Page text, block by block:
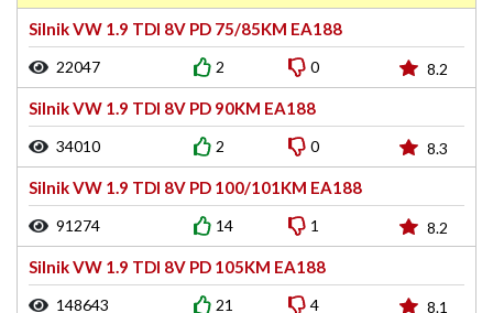
Silnik VW 1.9 TDI 8V PD 75/85KM EA188
22047 2 0 8.2
Silnik VW 1.9 TDI 8V PD 90KM EA188
34010 2 0 8.3
Silnik VW 1.9 TDI 8V PD 100/101KM EA188
91274 14 1 8.2
Silnik VW 1.9 TDI 8V PD 105KM EA188
148643 21 4 8.1